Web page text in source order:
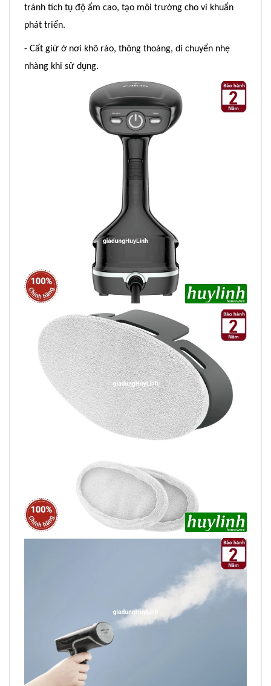
tránh tích tụ độ ẩm cao, tạo môi trường cho vi khuẩn
phát triển.
- Cất giữ ở nơi khô ráo, thông thoáng, di chuyển nhẹ
nhàng khi sử dụng.